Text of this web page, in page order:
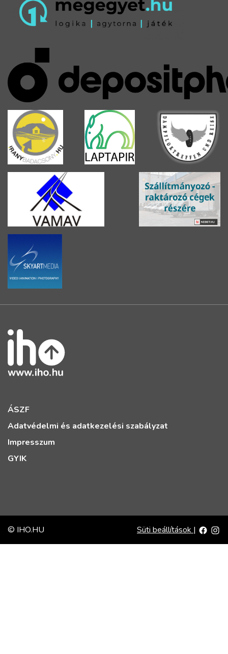
ÁSZF
Adatvédelmi és adatkezelési szabályzat
Impresszum
GYIK
© IHO.HU Süti beállítások |